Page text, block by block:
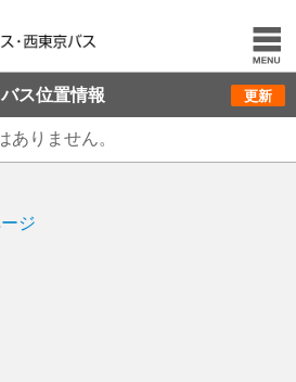
バス位置情報 更新
ありません。
ジ